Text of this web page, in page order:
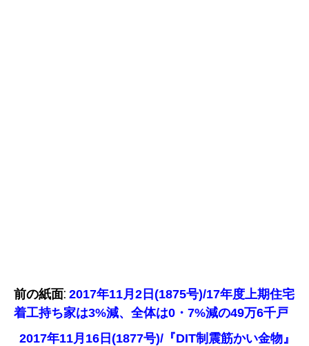
前の紙面: 2017年11月2日(1875号)/17年度上期住宅
着工持ち家は3%減、全体は0・7%減の49万6千戸
2017年11月16日(1877号)/『DIT制震筋かい金物』